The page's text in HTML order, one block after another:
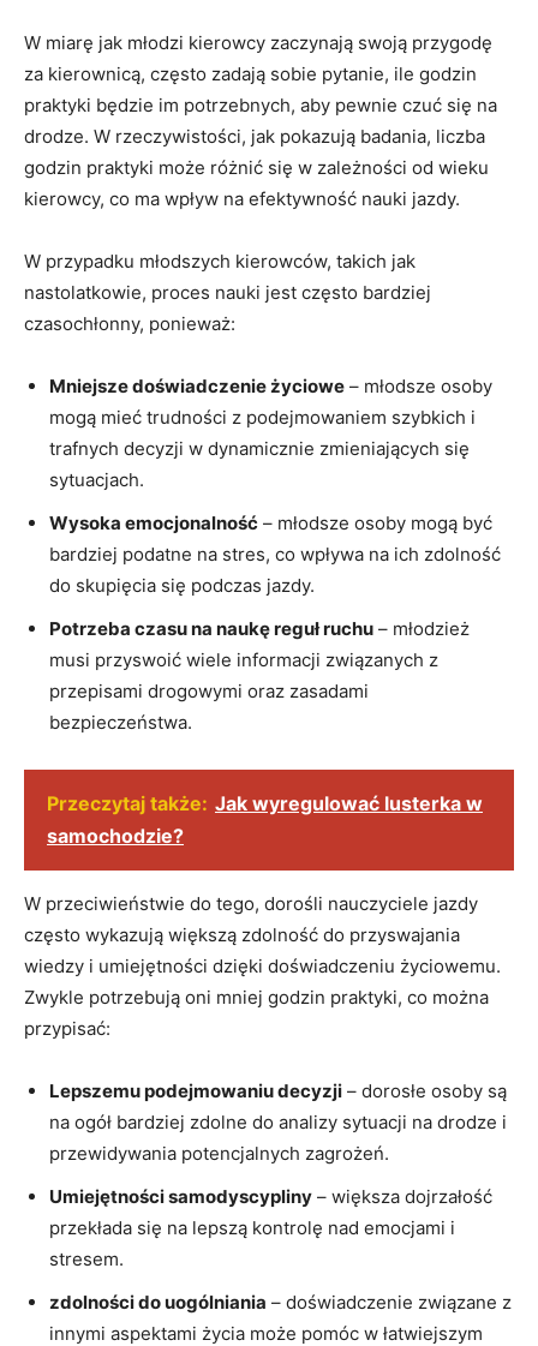
W miarę jak ​młodzi kierowcy zaczynają ⁣swoją przygodę
za​ kierownicą, ‍często zadają sobie pytanie, ‌ile godzin
praktyki będzie ​im potrzebnych, aby pewnie czuć‍ się na
drodze. W‌ rzeczywistości, jak pokazują badania, liczba
godzin praktyki może różnić się w zależności od wieku
kierowcy, co ma wpływ na efektywność nauki jazdy.
W⁢ przypadku młodszych kierowców, takich jak
nastolatkowie, proces nauki jest często bardziej
czasochłonny, ponieważ:
Mniejsze doświadczenie życiowe –⁤ młodsze osoby‌
mogą mieć trudności ⁢z podejmowaniem szybkich ​i
‌trafnych decyzji w dynamicznie zmieniających się
sytuacjach.
Wysoka emocjonalność ‌– młodsze osoby mogą być
bardziej podatne na stres, co ‌wpływa na ich ⁤zdolność
do skupięcia ‌się podczas jazdy.
Potrzeba czasu na‍ naukę ‌reguł ruchu – młodzież
‌musi przyswoić wiele informacji związanych z
przepisami drogowymi oraz zasadami
bezpieczeństwa.
Przeczytaj także: Jak wyregulować lusterka w
samochodzie?
W przeciwieństwie do tego, dorośli nauczyciele jazdy ​
często ​wykazują większą zdolność do przyswajania
wiedzy‍ i umiejętności⁢ dzięki doświadczeniu życiowemu.
Zwykle ⁤potrzebują ⁣oni mniej godzin praktyki, co można
przypisać:
Lepszemu podejmowaniu⁢ decyzji – ​dorosłe⁢ osoby są
na ogół⁣ bardziej zdolne do analizy sytuacji​ na⁤ drodze i
przewidywania potencjalnych zagrożeń.
Umiejętności samodyscypliny – większa dojrzałość
przekłada⁣ się na lepszą kontrolę nad ⁤emocjami i⁣
stresem.
zdolności​ do uogólniania – doświadczenie związane z
innymi ⁤aspektami życia może pomóc w łatwiejszym